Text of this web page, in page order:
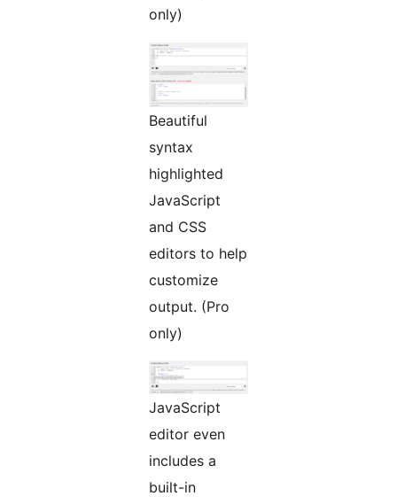
only)
Beautiful
syntax
highlighted
JavaScript
and CSS
editors to help
customize
output. (Pro
only)
JavaScript
editor even
includes a
built-in